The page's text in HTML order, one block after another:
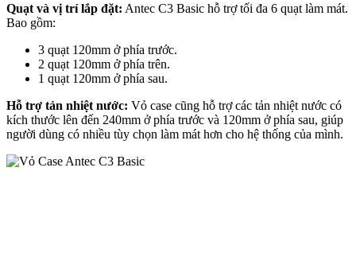
Quạt và vị trí lắp đặt: Antec C3 Basic hỗ trợ tối đa 6 quạt làm mát.
Bao gồm:
3 quạt 120mm ở phía trước.
2 quạt 120mm ở phía trên.
1 quạt 120mm ở phía sau.
Hỗ trợ tản nhiệt nước: Vỏ case cũng hỗ trợ các tản nhiệt nước có
kích thước lên đến 240mm ở phía trước và 120mm ở phía sau, giúp
người dùng có nhiều tùy chọn làm mát hơn cho hệ thống của mình.